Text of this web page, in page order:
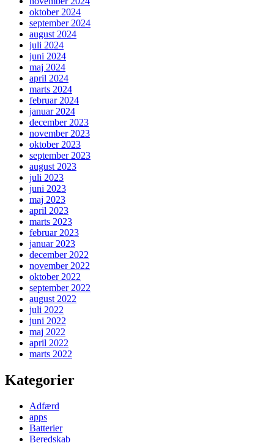
oktober 2024
september 2024
august 2024
juli 2024
juni 2024
maj 2024
april 2024
marts 2024
februar 2024
januar 2024
december 2023
november 2023
oktober 2023
september 2023
august 2023
juli 2023
juni 2023
maj 2023
april 2023
marts 2023
februar 2023
januar 2023
december 2022
november 2022
oktober 2022
september 2022
august 2022
juli 2022
juni 2022
maj 2022
april 2022
marts 2022
Kategorier
Adfærd
apps
Batterier
Beredskab